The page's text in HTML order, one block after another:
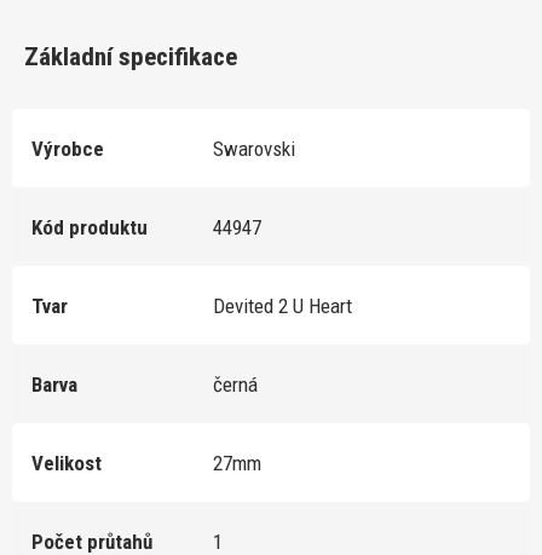
Základní specifikace
Výrobce Swarovski
Kód produktu 44947
Tvar Devited 2 U Heart
Barva černá
Velikost 27mm
Počet průtahů 1